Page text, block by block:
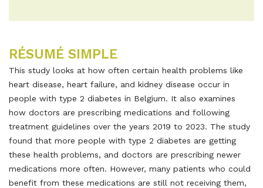
RÉSUMÉ SIMPLE
This study looks at how often certain health problems like
heart disease, heart failure, and kidney disease occur in
people with type 2 diabetes in Belgium. It also examines
how doctors are prescribing medications and following
treatment guidelines over the years 2019 to 2023. The study
found that more people with type 2 diabetes are getting
these health problems, and doctors are prescribing newer
medications more often. However, many patients who could
benefit from these medications are still not receiving them,